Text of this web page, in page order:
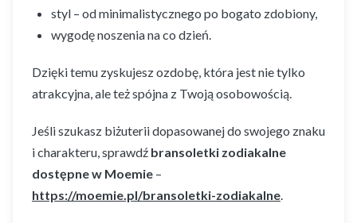
styl – od minimalistycznego po bogato zdobiony,
wygodę noszenia na co dzień.
Dzięki temu zyskujesz ozdobę, która jest nie tylko
atrakcyjna, ale też spójna z Twoją osobowością.
Jeśli szukasz biżuterii dopasowanej do swojego znaku
i charakteru, sprawdź bransoletki zodiakalne
dostępne w Moemie –
https://moemie.pl/bransoletki-zodiakalne